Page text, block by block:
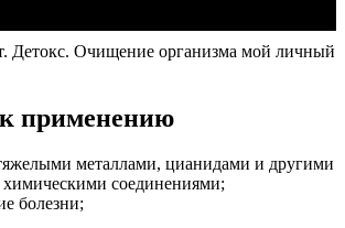
Детокс. Очищение организма мой личный
применению
металлами, цианидами и другими
соединениями;
болезни;